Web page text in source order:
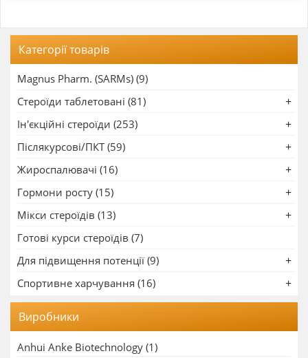
Категорії товарів
Magnus Pharm. (SARMs) (9)
Стероїди таблетовані (81)
Ін'єкційні стероїди (253)
Післякурсові/ПКТ (59)
Жироспалювачі (16)
Гормони росту (15)
Мікси стероїдів (13)
Готові курси стероїдів (7)
Для підвищення потенції (9)
Спортивне харчування (16)
Виробники
Anhui Anke Biotechnology (1)